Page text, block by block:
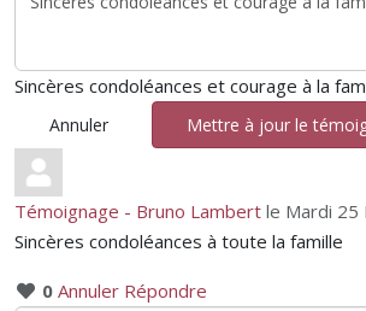
Sincères condoléances et courage à la
Annuler Mettre à jour le
Témoignage - Bruno Lambert le Mardi 25
Sincères condoléances à toute la famille
0 Annuler Répondre